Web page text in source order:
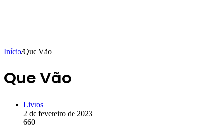
Início/Que Vão
Que Vão
Livros
2 de fevereiro de 2023
660